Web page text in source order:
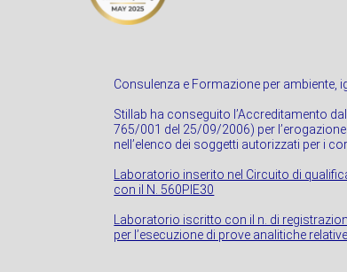
Consulenza e Formazione per ambiente,
Stillab ha conseguito l’Accreditamento
765/001 del 25/09/2006) per
nell’elenco dei soggetti autorizzati per i
Laboratorio inserito nel Circuito di
con il N. 560PIE30
Laboratorio iscritto con il n. di
per l’esecuzione di prove analitiche